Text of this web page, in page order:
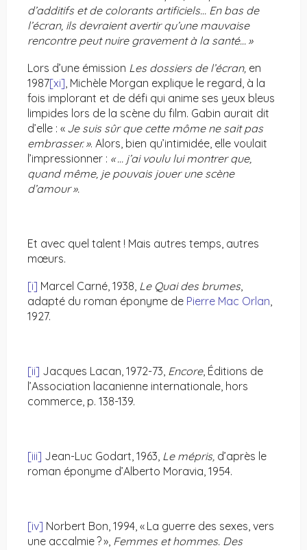
d’additifs et de colorants artificiels… En bas de
l’écran, ils devraient avertir qu’une mauvaise
rencontre peut nuire gravement à la santé… »
Lors d’une émission Les dossiers de l’écran, en
1987[xi], Michèle Morgan explique le regard, à la
fois implorant et de défi qui anime ses yeux bleus
limpides lors de la scène du film. Gabin aurait dit
d’elle : « Je suis sûr que cette môme ne sait pas
embrasser. ». Alors, bien qu’intimidée, elle voulait
l’impressionner : « … j’ai voulu lui montrer que,
quand même, je pouvais jouer une scène
d’amour ».
Et avec quel talent ! Mais autres temps, autres
mœurs.
[i] Marcel Carné, 1938, Le Quai des brumes,
adapté du roman éponyme de Pierre Mac Orlan,
1927.
[ii] Jacques Lacan, 1972-73, Encore, Éditions de
l’Association lacanienne internationale, hors
commerce, p. 138-139.
[iii] Jean-Luc Godart, 1963, Le mépris, d’après le
roman éponyme d’Alberto Moravia, 1954.
[iv] Norbert Bon, 1994, « La guerre des sexes, vers
une accalmie ? », Femmes et hommes. Des